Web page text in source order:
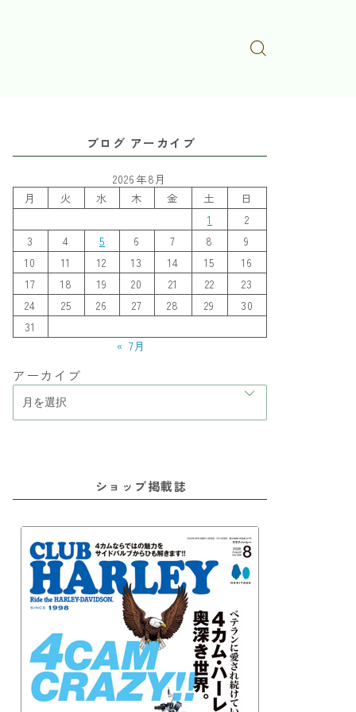
ブログ アーカイブ
2026年8月
月
火 水 木 金 土
日
1
2
3
4 5 6 7 8
9
10
11 12 13 14 15
16
17
18 19 20 21 22
23
24
25 26 27 28 29
30
31
« 7月
アーカイブ
ショップ掲載誌